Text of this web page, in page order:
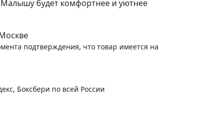
будет комфортнее и уютнее
подтверждения, что товар имеется на
Боксбери по всей России